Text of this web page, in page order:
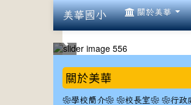
美華國小 關於美華
::: 關於美華
❀學校簡介❀ ❀校長室❀ ❀行政